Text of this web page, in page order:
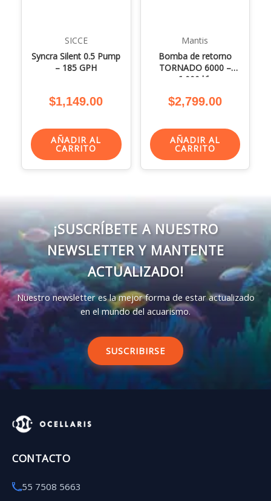
SICCE
Syncra Silent 0.5 Pump
– 185 GPH
$1,149.00
AÑADIR AL
CARRITO
Mantis
Bomba de retorno
TORNADO 6000 –
6,000 l/h
$2,799.00
AÑADIR AL
CARRITO
¡SUSCRÍBETE A NUESTRO
NEWSLETTER Y MANTENTE
ACTUALIZADO!
Nuestro newsletter es la mejor forma de estar actualizado
en el mundo del acuarismo.
SUSCRIBIRSE
CONTACTO
55 7508 5663